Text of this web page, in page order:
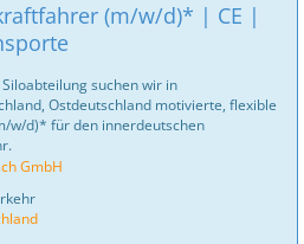
(m/w/d)* | CE |
suchen wir in
Ostdeutschland motivierte, flexible
w/d)* für den innerdeutschen
GmbH